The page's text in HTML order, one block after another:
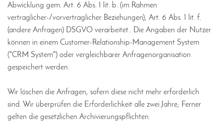
Abwicklung gem. Art. 6 Abs. 1 lit. b. (im Rahmen
vertraglicher-/vorvertraglicher Beziehungen), Art. 6 Abs. 1 lit. f.
(andere Anfragen) DSGVO verarbeitet.. Die Angaben der Nutzer
können in einem Customer-Relationship-Management System
("CRM System") oder vergleichbarer Anfragenorganisation
gespeichert werden.
Wir löschen die Anfragen, sofern diese nicht mehr erforderlich
sind. Wir überprüfen die Erforderlichkeit alle zwei Jahre; Ferner
gelten die gesetzlichen Archivierungspflichten.